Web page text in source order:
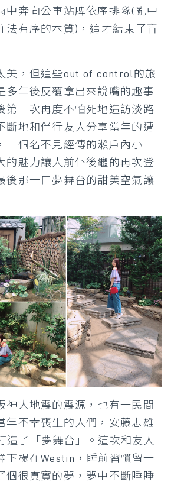
中奔向公車站牌依序排隊(亂中
法有序的本質)，這才結束了盲
美，但這些out of control的旅
多年後反覆拿出來說嘴的趣事
第二次再度不怕死地造訪淡路
斷地和伴行友人分享當年的遭
一個名不見經傳的瀨戶內小
的魅力讓人前仆後繼的再次登
後那一口夢舞台的甜美空氣讓
神大地震的震源，也有一民間
年不幸喪生的人們，安藤忠雄
造了「夢舞台」。這次和友人
下榻在Westin，睡前習慣留一
個很真實的夢，夢中不斷睡睡